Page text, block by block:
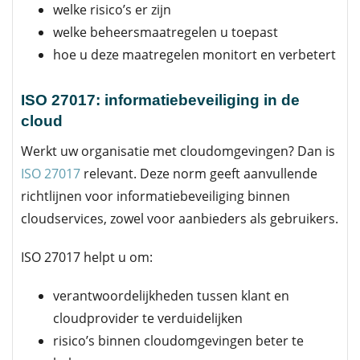
welke risico’s er zijn
welke beheersmaatregelen u toepast
hoe u deze maatregelen monitort en verbetert
ISO 27017: informatiebeveiliging in de
cloud
Werkt uw organisatie met cloudomgevingen? Dan is
ISO 27017 relevant. Deze norm geeft aanvullende
richtlijnen voor informatiebeveiliging binnen
cloudservices, zowel voor aanbieders als gebruikers.
ISO 27017 helpt u om:
verantwoordelijkheden tussen klant en
cloudprovider te verduidelijken
risico’s binnen cloudomgevingen beter te